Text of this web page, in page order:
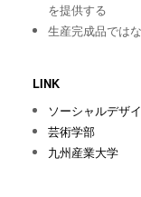
を提供する
生産完成品では
LINK
ソーシャルデザ
芸術学部
九州産業大学